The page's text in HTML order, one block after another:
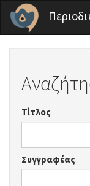
Παράκαμψη προς το
Τίτλος
Συγγραφέας